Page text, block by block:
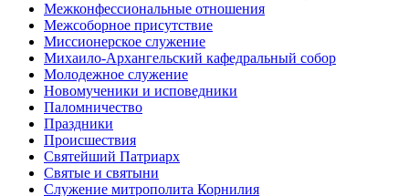
Межконфессиональные отношения
Межсоборное присутствие
Миссионерское служение
Михаило-Архангельский кафедральный собор
Молодежное служение
Новомученики и исповедники
Паломничество
Праздники
Происшествия
Святейший Патриарх
Святые и святыни
Служение митрополита Корнилия